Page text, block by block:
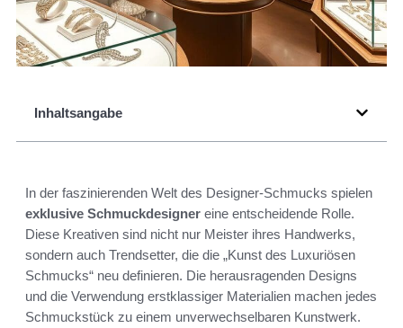
Inhaltsangabe
In der faszinierenden Welt des Designer-Schmucks spielen
exklusive Schmuckdesigner eine entscheidende Rolle.
Diese Kreativen sind nicht nur Meister ihres Handwerks,
sondern auch Trendsetter, die die „Kunst des Luxuriösen
Schmucks“ neu definieren. Die herausragenden Designs
und die Verwendung erstklassiger Materialien machen jedes
Schmuckstück zu einem unverwechselbaren Kunstwerk.